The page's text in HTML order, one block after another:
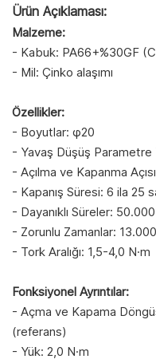
Ürün Açıklaması:
Malzeme:
- Kabuk: PA66+%30GF
- Mil: Çinko alaşımı
Özellikler:
- Boyutlar: φ20
- Yavaş Düşüş Parametre
- Açılma ve Kapanma
- Kapanış Süresi: 6 ila 25
- Dayanıklı Süreler:
- Zorunlu Zamanlar:
- Tork Aralığı: 1,5-4,0 N·m
Fonksiyonel Ayrıntılar:
- Açma ve Kapama
(referans)
- Yük: 2,0 N·m